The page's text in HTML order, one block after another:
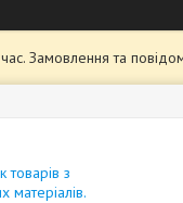
Замовлення та
товарів з
матеріалів.